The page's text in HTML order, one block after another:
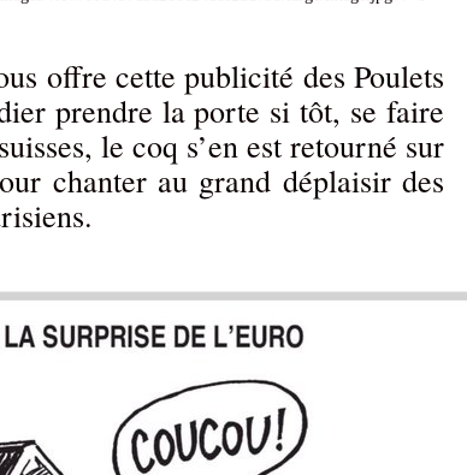
offre cette publicité des Poulets
prendre la porte si tôt, se faire
le coq s’en est retourné sur
chanter au grand déplaisir des